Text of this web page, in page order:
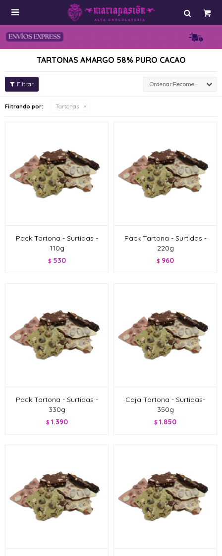

TARTONAS AMARGO 58% PURO CACAO
Recomendados
Filtrando por: Tartonas
Pack Tartona - Surtidas -
110g
$ 530
Pack Tartona - Surtidas -
220g
$ 960
Pack Tartona - Surtidas -
330g
$ 1.390
Caja Tartona - Surtidas-
350g
$ 1.850